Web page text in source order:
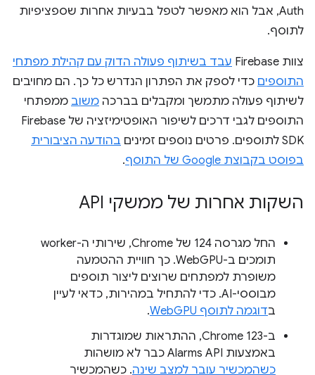
Auth, אבל הוא מאפשר לטפל בבעיות אחרות שספציפיות
לתוסף.
צוות Firebase
עבד בשיתוף פעולה הדוק עם קהילת מפתחי
התוספים כדי לספק את הפתרון הנדרש כל כך. הם מחויבים
לשיתוף פעולה מתמשך ומקבלים בברכה משוב ממפתחי
התוספים לגבי דרכים לשיפור האופטימיזציה של Firebase
SDK לתוספים. פרטים נוספים זמינים
בהודעה הציבורית
בפוסט בקבוצת Google של התוסף
.
השקות אחרות של ממשקי API
החל מגרסה 124 של Chrome, שירותי ה-worker
תומכים ב-WebGPU. כך חוויית ההטמעה
משופרת למפתחים שרוצים ליצור תוספים
מבוססי-AI. כדי להתחיל במהירות, כדאי לעיין
בדוגמה לתוסף WebGPU
.
ב-Chrome 123, ההתראות שמוגדרות
באמצעות Alarms API כבר לא מושהות
כשהמכשיר עובר למצב שינה. כשהמכשיר